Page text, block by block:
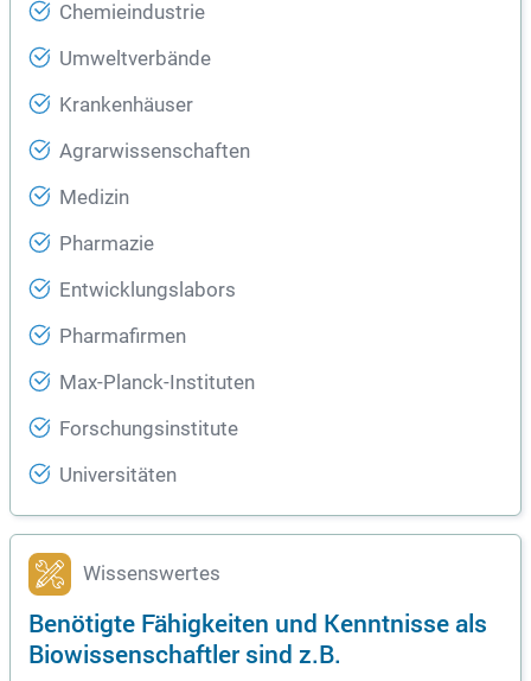
Chemieindustrie
Umweltverbände
Krankenhäuser
Agrarwissenschaften
Medizin
Pharmazie
Entwicklungslabors
Pharmafirmen
Max-Planck-Instituten
Forschungsinstitute
Universitäten
Wissenswertes
Benötigte Fähigkeiten und Kenntnisse als
Biowissenschaftler sind z.B.